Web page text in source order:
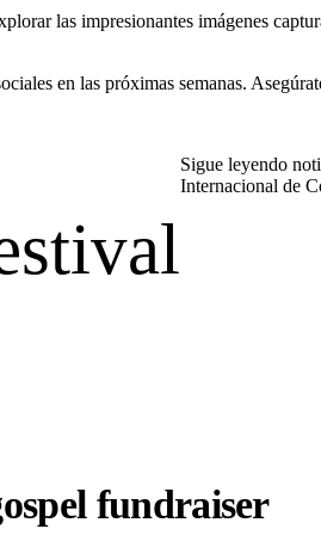
las impresionantes imágenes
en las próximas semanas.
Sigue leyendo
Internacional de
fundraiser